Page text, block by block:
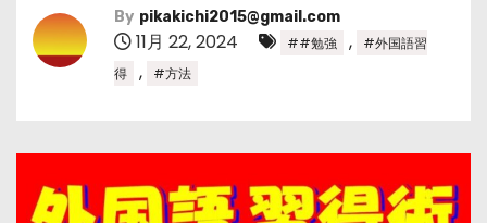
By pikakichi2015@gmail.com
11月 22, 2024 ##勉強 ,
#外国語習
得
, #方法